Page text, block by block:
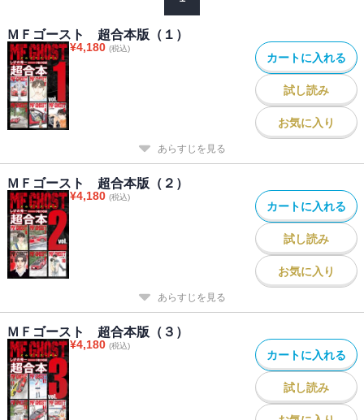
ＭＦゴースト 超合本版（１）
¥4,180 (税込)
カートに入れる
試し読み
お気に入り
あらすじを見る
ＭＦゴースト 超合本版（２）
¥4,180 (税込)
カートに入れる
試し読み
お気に入り
あらすじを見る
ＭＦゴースト 超合本版（３）
¥4,180 (税込)
カートに入れる
試し読み